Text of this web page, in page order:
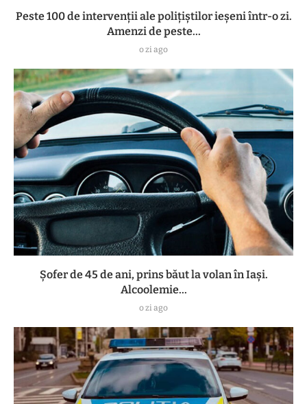
Peste 100 de intervenții ale polițiștilor ieșeni într-o zi.
Amenzi de peste...
o zi ago
Șofer de 45 de ani, prins băut la volan în Iași.
Alcoolemie...
o zi ago